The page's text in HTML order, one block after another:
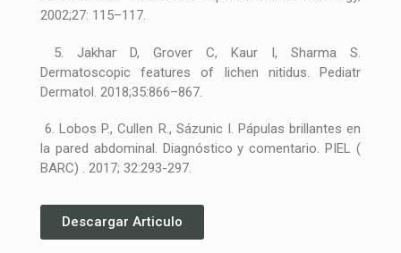
2002;27: 115–117.
5. Jakhar D, Grover C, Kaur I, Sharma S.
Dermatoscopic features of lichen nitidus. Pediatr
Dermatol. 2018;35:866–867.
6. Lobos P., Cullen R., Sázunic I. Pápulas brillantes en
la pared abdominal. Diagnóstico y comentario. PIEL (
BARC) . 2017; 32:293-297.
Descargar Articulo